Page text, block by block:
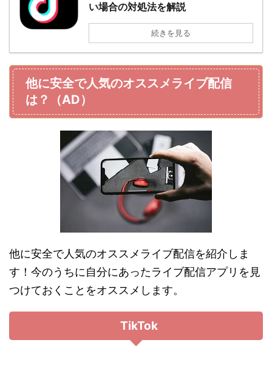
い場合の対処法を解説
続きを見る
他に安全で人気のオススメライブ配信
は？（AD）
他に安全で人気のオススメライブ配信を紹介しま
す！今のうちに自分にあったライブ配信アプリを見
つけておくことをオススメします。
TikTok